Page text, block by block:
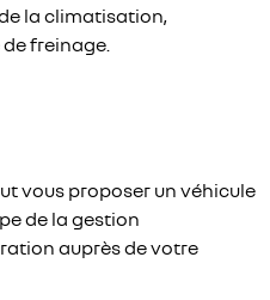
la climatisation,
freinage.
vous proposer un véhicule
de la gestion
auprès de votre